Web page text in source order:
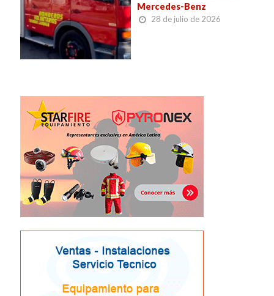
Mercedes-Benz
28 de julio de 2026